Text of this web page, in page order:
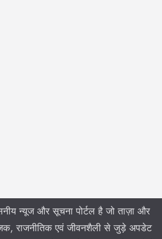
न्यूज और सूचना पोर्टल है जो ताज़ा और
राजनीतिक एवं जीवनशैली से जुड़े अपडेट